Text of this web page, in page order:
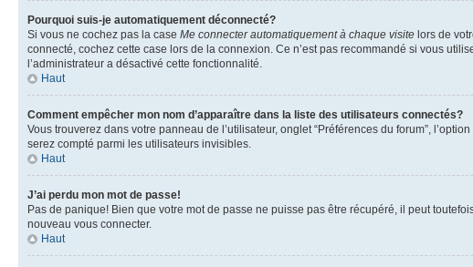
Pourquoi suis-je automatiquement déconnecté?
Si vous ne cochez pas la case Me connecter automatiquement à chaque visite lors de
connecté, cochez cette case lors de la connexion. Ce n’est pas recommandé si vous
l’administrateur a désactivé cette fonctionnalité.
Haut
Comment empêcher mon nom d’apparaître dans la liste des utilisateurs connectés?
Vous trouverez dans votre panneau de l’utilisateur, onglet “Préférences du forum”, l’option
serez compté parmi les utilisateurs invisibles.
Haut
J’ai perdu mon mot de passe!
Pas de panique! Bien que votre mot de passe ne puisse pas être récupéré, il peut
nouveau vous connecter.
Haut